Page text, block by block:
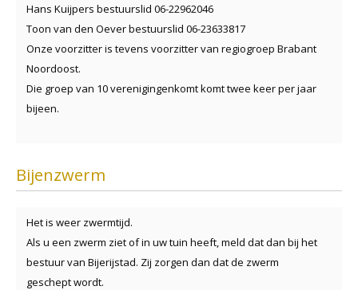
Hans Kuijpers bestuurslid 06-22962046
Toon van den Oever bestuurslid 06-23633817
Onze voorzitter is tevens voorzitter van regiogroep Brabant
Noordoost.
Die groep van 10 verenigingenkomt komt twee keer per jaar
bijeen.
Bijenzwerm
Het is weer zwermtijd.
Als u een zwerm ziet of in uw tuin heeft, meld dat dan bij het
bestuur van Bijerijstad. Zij zorgen dan dat de zwerm
geschept wordt.